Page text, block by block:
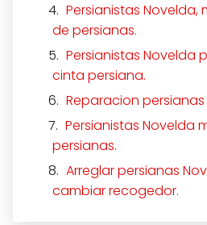
Persianistas Novelda,
de persianas.
Persianistas Novelda
cinta persiana.
Reparacion
Persianistas Novelda
persianas.
Arreglar persianas
cambiar recogedor.